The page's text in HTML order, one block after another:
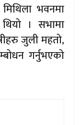
भवनमा
। सभामा
जुली महतो,
गर्नुभएको